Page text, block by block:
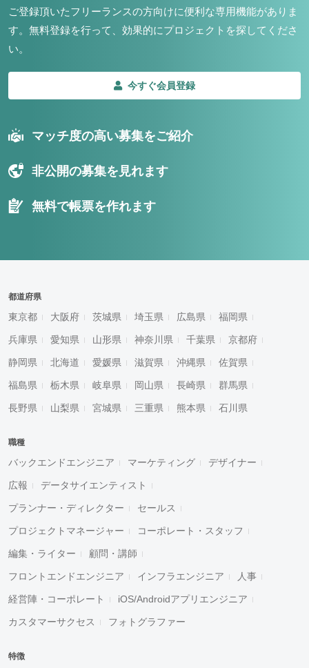
ご登録頂いたフリーランスの方向けに便利な専用機能がありま
す。 無料登録を行って、効果的にプロジェクトを探してくださ
い。
今すぐ会員登録
マッチ度の高い募集をご紹介
非公開の募集を見れます
無料で帳票を作れます
都道府県
東京都 大阪府 茨城県 埼玉県 広島県 福岡県
兵庫県 愛知県 山形県 神奈川県 千葉県 京都府
静岡県 北海道 愛媛県 滋賀県 沖縄県 佐賀県
福島県 栃木県 岐阜県 岡山県 長崎県 群馬県
長野県 山梨県 宮城県 三重県 熊本県 石川県
職種
バックエンドエンジニア マーケティング デザイナー
広報 データサイエンティスト
プランナー・ディレクター セールス
プロジェクトマネージャー コーポレート・スタッフ
編集・ライター 顧問・講師
フロントエンドエンジニア インフラエンジニア 人事
経営陣・コーポレート iOS/Androidアプリエンジニア
カスタマーサクセス フォトグラファー
特徴